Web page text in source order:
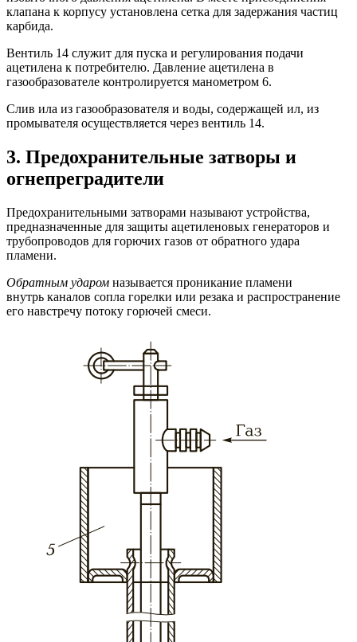
клапана к корпусу установлена сетка для задержания частиц
карбида.
Вентиль 14 служит для пуска и регулирования подачи
ацетилена к потребителю. Давление ацетилена в
газообразователе контролируется манометром 6.
Слив ила из газообразователя и воды, содержащей ил, из
промывателя осуществляется через вентиль 14.
3. Предохранительные затворы и
огнепреградители
Предохранительными затворами называют устройства,
предназначенные для защиты ацетиленовых генераторов и
трубопроводов для горючих газов от обратного удара
пламени.
Обратным ударом называется проникание пламени
внутрь каналов сопла горелки или резака и распространение
его навстречу потоку горючей смеси.